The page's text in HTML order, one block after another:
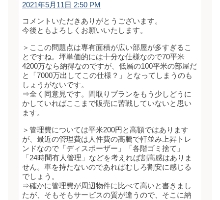
2021年5月11日 2:50 PM
コメントいただきありがとうございます。
今後ともよろしくお願いいたします。
＞ここの問題点は専有面積が広い部屋が多すぎるこ
とですね。坪単価的には十分な仕様なので70平米
4200万なら納得なのですが、低層の100平米の部屋だ
と「7000万出してこの仕様？」となってしまうのも
しょうがないです。
⇒全く同意見です。間取りプランをもう少しどうに
かしていればここまで販売に苦戦していないと思い
ます。
＞管理費については平米200円と高額ではあります
が、最近の管理費は人件費の高騰で軒並み上昇トレ
ンドなので「ディスポーザー」「各階ゴミ捨て」
「24時間有人管理」などを考えれば割高感はありま
せん。車を持たないのであればむしろ割安に感じる
でしょう。
⇒確かに管理費が周辺物件に比べて高いと書きまし
たが、そもそもサービスの質が違うので、そこに納